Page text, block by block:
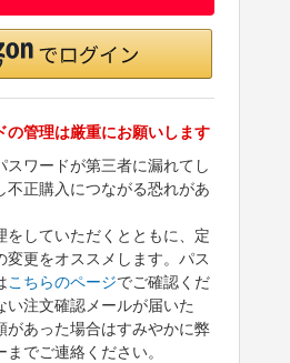
の管理は厳重にお願いします
スワードが第三者に漏れてし
不正購入につながる恐れがあ
をしていただくとともに、定
変更をオススメします。パス
こちらのページでご確認くだ
い注文確認メールが届いた
があった場合はすみやかに弊
でご連絡ください。